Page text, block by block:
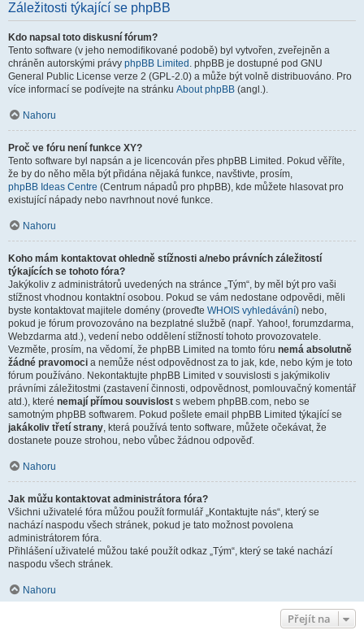
Záležitosti týkající se phpBB
Kdo napsal toto diskusní fórum?
Tento software (v jeho nemodifikované podobě) byl vytvořen, zveřejněn a
chráněn autorskými právy phpBB Limited . phpBB je dostupné pod GNU
General Public License verze 2 (GPL-2.0) a může být volně distribuováno. Pro
více informací se podívejte na stránku About phpBB (angl.).
Nahoru
Proč ve fóru není funkce XY?
Tento software byl napsán a je licencován přes phpBB Limited. Pokud věříte,
že by do něho měla být přidána nějaká funkce, navštivte, prosím,
phpBB Ideas Centre (Centrum nápadů pro phpBB), kde můžete hlasovat pro
existující nápady nebo navrhnout nové funkce.
Nahoru
Koho mám kontaktovat ohledně stížnosti a/nebo právních záležitostí
týkajících se tohoto fóra?
Jakýkoliv z administrátorů uvedených na stránce „Tým“, by měl být pro vaši
stížnost vhodnou kontaktní osobou. Pokud se vám nedostane odpovědi, měli
byste kontaktovat majitele domény (proveďte WHOIS vyhledávání) nebo,
pokud je fórum provozováno na bezplatné službě (např. Yahoo!, forumzdarma,
Webzdarma atd.), vedení nebo oddělení stížností tohoto provozovatele.
Vezměte, prosím, na vědomí, že phpBB Limited na tomto fóru nemá absolutně
žádné pravomoci a nemůže nést odpovědnost za to jak, kde, nebo kým je toto
fórum používáno. Nekontaktujte phpBB Limited v souvislosti s jakýmikoliv
právními záležitostmi (zastavení činnosti, odpovědnost, pomlouvačný komentář
atd.), které nemají přímou souvislost s webem phpBB.com, nebo se
samotným phpBB softwarem. Pokud pošlete email phpBB Limited týkající se
jakákoliv třetí strany, která používá tento software, můžete očekávat, že
dostanete pouze strohou, nebo vůbec žádnou odpověď.
Nahoru
Jak můžu kontaktovat administrátora fóra?
Všichni uživatelé fóra můžou použít formulář „Kontaktujte nás“, který se
nachází naspodu všech stránek, pokud je tato možnost povolena
administrátorem fóra.
Přihlášení uživatelé můžou také použít odkaz „Tým“, který se také nachází
naspodu všech stránek.
Nahoru
Přejít na